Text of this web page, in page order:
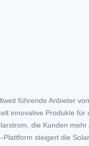
führende Anbieter
innovative Produkte für
die Kunden
Plattform steigert die